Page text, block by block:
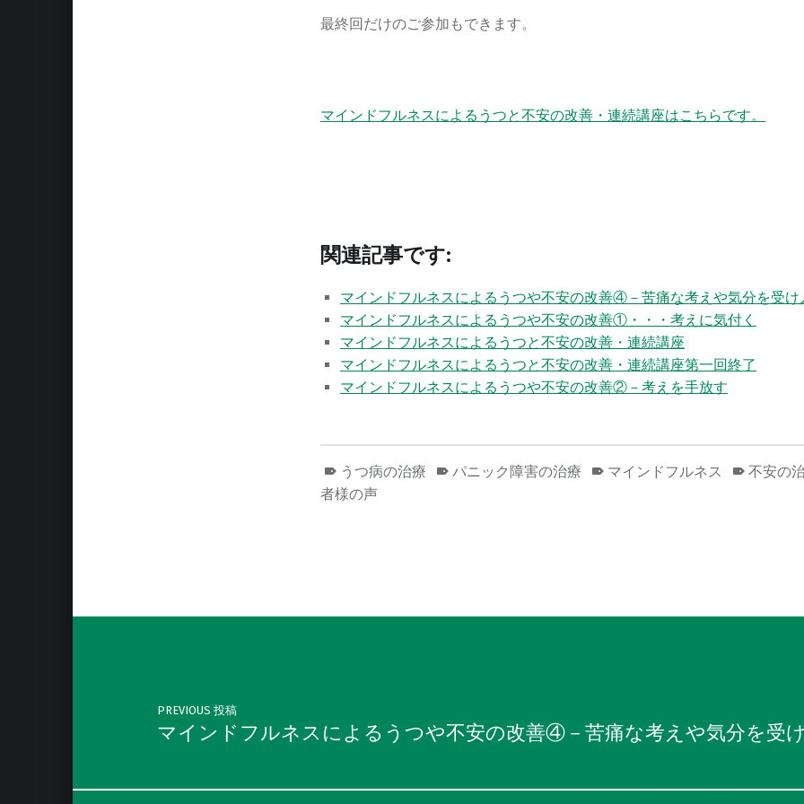
最終回だけのご参加もできます。
マインドフルネスによるうつと不安の改善・連続講座はこちらです。
関連記事です:
マインドフルネスによるうつや不安の改善④－苦痛な考えや気分を受け
マインドフルネスによるうつや不安の改善①・・・考えに気付く
マインドフルネスによるうつと不安の改善・連続講座
マインドフルネスによるうつと不安の改善・連続講座第一回終了
マインドフルネスによるうつや不安の改善②－考えを手放す
うつ病の治療 パニック障害の治療 マインドフルネス
不安の
者様の声
Post navigation
PREVIOUS 投稿
マインドフルネスによるうつや不安の改善④－苦痛な考えや気分を受